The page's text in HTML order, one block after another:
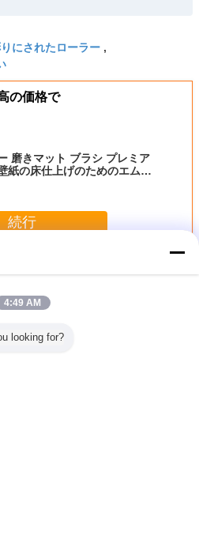
にされたローラー ,
の価格で
磨きマット ブラシ プレミア
紙の床仕上げのためのエムボ
続行
4:49 AM
looking for?